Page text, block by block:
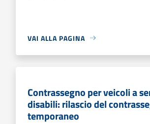
VAI ALLA PAGINA
Contrassegno per veicoli a
disabili: rilascio del
temporaneo